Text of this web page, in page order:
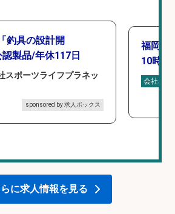
釣具の設計開
製品/年休117日
スポーツライフプラネッ
sponsored by 求人ボックス
福岡「
10時間
会社名
に求人情報を見る